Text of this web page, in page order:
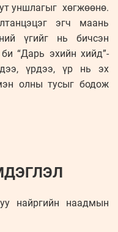
уншлагыг хөгжөөнө.
эгч маань
үгийг нь бичсэн
“Дарь эхийн хийд”-
үрдээ, үр нь эх
олны тусыг бодож
найргийн наадмын